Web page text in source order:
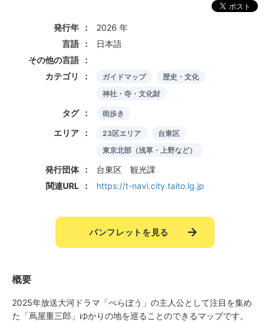
発行年
2026 年
言語
日本語
その他の言語
カテゴリ
ガイドマップ
歴史・文化
神社・寺・文化財
タグ 街歩き
エリア 23区エリア
台東区
東京北部（浅草・上野など）
発行団体
台東区 観光課
関連URL
https://t-navi.city.taito.lg.jp
パンフレットを見る
概要
2025年放送大河ドラマ「べらぼう」の主人公として注目を集め
た「蔦屋重三郎」ゆかりの地を巡ることのできるマップです。